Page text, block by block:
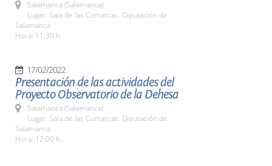
Salamanca (Salamanca)
Lugar: Sala de las Comarcas. Diputación de
Salamanca
Hora: 11:30 h.
17/02/2022
Presentación de las actividades del
Proyecto Observatorio de la Dehesa
Salamanca (Salamanca)
Lugar: Sala de las Comarcas. Diputación de
Salamanca
Hora: 12:00 h.